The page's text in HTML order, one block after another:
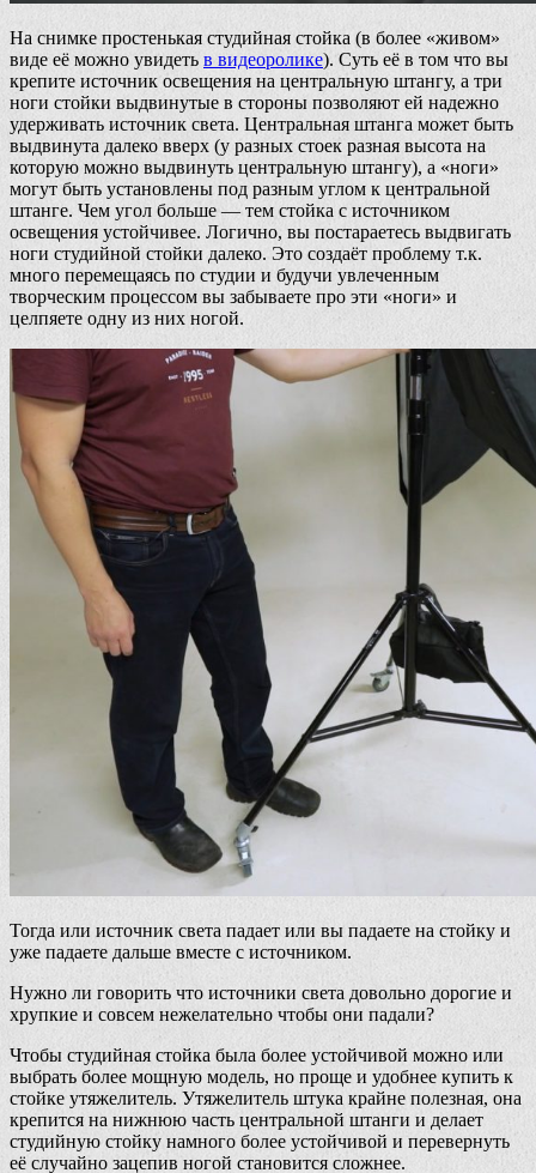
На снимке простенькая студийная стойка (в более «живом»
виде её можно увидеть в видеоролике). Суть её в том что вы
крепите источник освещения на центральную штангу, а три
ноги стойки выдвинутые в стороны позволяют ей надежно
удерживать источник света. Центральная штанга может быть
выдвинута далеко вверх (у разных стоек разная высота на
которую можно выдвинуть центральную штангу), а «ноги»
могут быть установлены под разным углом к центральной
штанге. Чем угол больше — тем стойка с источником
освещения устойчивее. Логично, вы постараетесь выдвигать
ноги студийной стойки далеко. Это создаёт проблему т.к.
много перемещаясь по студии и будучи увлеченным
творческим процессом вы забываете про эти «ноги» и
целпяете одну из них ногой.
Тогда или источник света падает или вы падаете на стойку и
уже падаете дальше вместе с источником.
Нужно ли говорить что источники света довольно дорогие и
хрупкие и совсем нежелательно чтобы они падали?
Чтобы студийная стойка была более устойчивой можно или
выбрать более мощную модель, но проще и удобнее купить к
стойке утяжелитель. Утяжелитель штука крайне полезная, она
крепится на нижнюю часть центральной штанги и делает
студийную стойку намного более устойчивой и перевернуть
её случайно зацепив ногой становится сложнее.